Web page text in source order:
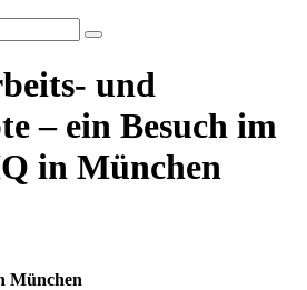
und
– ein Besuch im
in München
München